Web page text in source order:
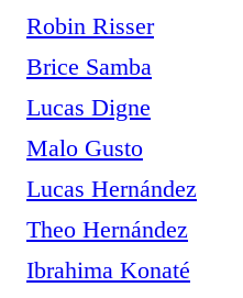
Robin Risser
Brice Samba
Lucas Digne
Malo Gusto
Lucas Hernández
Theo Hernández
Ibrahima Konaté